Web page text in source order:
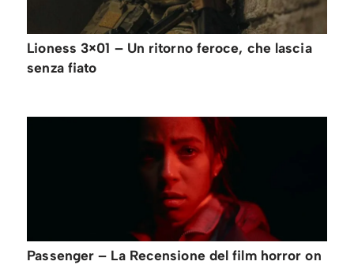
Lioness 3×01 – Un ritorno feroce, che lascia
senza fiato
Passenger – La Recensione del film horror on